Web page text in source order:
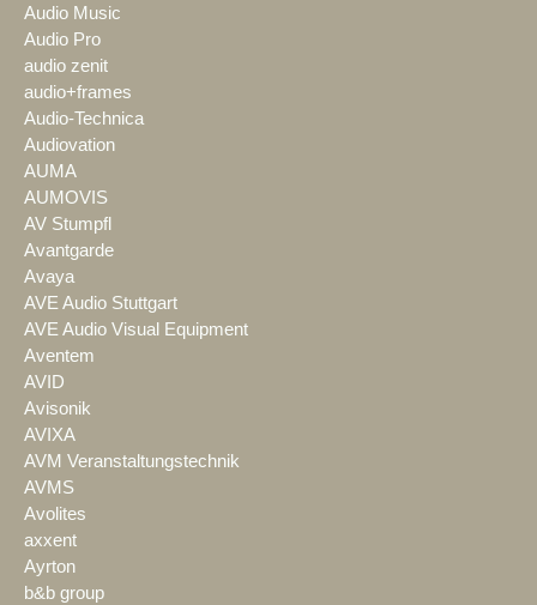
Audio Music
Audio Pro
audio zenit
audio+frames
Audio-Technica
Audiovation
AUMA
AUMOVIS
AV Stumpfl
Avantgarde
Avaya
AVE Audio Stuttgart
AVE Audio Visual Equipment
Aventem
AVID
Avisonik
AVIXA
AVM Veranstaltungstechnik
AVMS
Avolites
axxent
Ayrton
b&b group